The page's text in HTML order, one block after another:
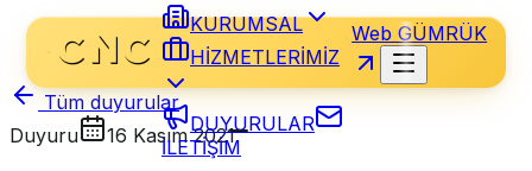
KURUMSAL
HİZMETLERİMİZ
DUYURULAR
İLETİŞİM
Web GÜMRÜK
Tüm duyurular
Duyuru
16 Kasım 2021